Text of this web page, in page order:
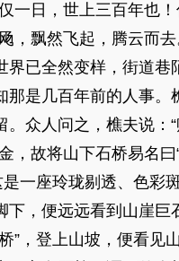
一日，世上三百年也
，飘然飞起，腾云而
已全然变样，街道
是几百年前的人事
众人问之，樵夫说
故将山下石桥易名曰“
座玲珑剔透、色彩
，便远远看到山崖
”，登上山坡，便看见